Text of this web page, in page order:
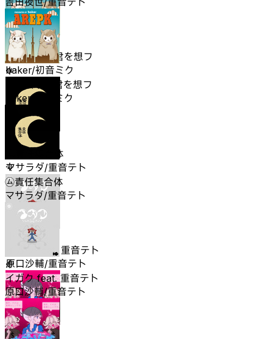
夏に去りし君を想フ
baker/初音ミク
㋰責任集合体
マサラダ/重音テト
イガク feat. 重音テト
原口沙輔/重音テト
夏に去りし君を想フ
baker/初音ミク
㋰責任集合体
マサラダ/重音テト
イガク feat. 重音テト
原口沙輔/重音テト